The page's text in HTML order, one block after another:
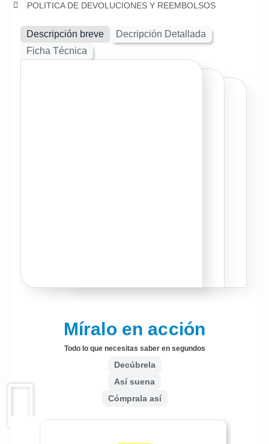
POLITICA DE DEVOLUCIONES Y REEMBOLSOS
Descripción breve
Decripción Detallada
Ficha Técnica
Míralo en acción
Todo lo que necesitas saber en segundos
Decúbrela
Así suena
Cómprala así